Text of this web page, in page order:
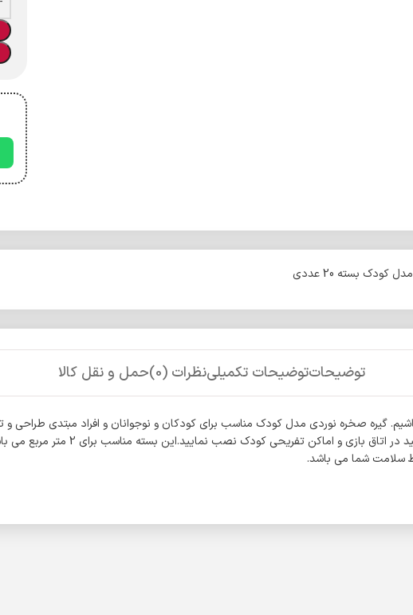
بسته 20 عددی
توضیحاتتوضیحات تکمیلینظرات (0) حمل و نقل کالا
گیره صخره نوردی مدل کودک مناسب برای کودکان و نوجوانان و افراد مبتدی طراحی
بازی و اماکن تفریحی کودک نصب نمایید.این بسته مناسب برای 2 متر مربع می باشد.
سلامت شما می باشد.